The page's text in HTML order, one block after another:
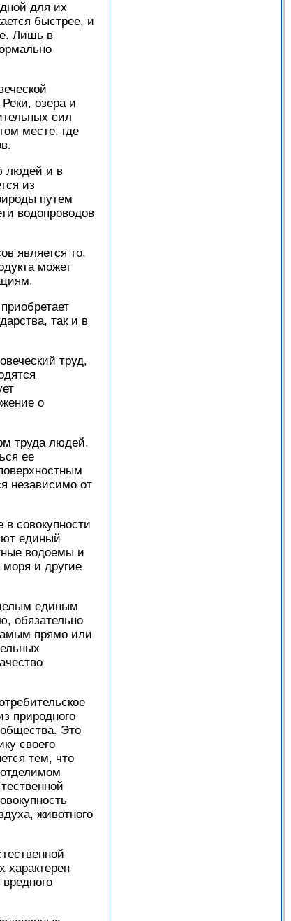
для их
быстрее, и
Лишь в
озера и
сил
месте, где
людей и в
из
путем
водопроводов
является то,
может
так и в
труд,
о
труда людей,
ее
независимо от
совокупности
единый
водоемы и
и другие
единым
обязательно
прямо или
природного
Это
своего
тем, что
животного
характерен